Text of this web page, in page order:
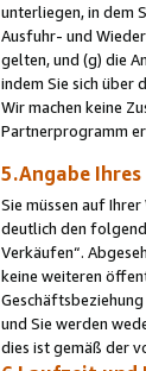
unterliegen, in dem
Ausfuhr- und
gelten, und (g) die
indem Sie sich über
Wir machen keine
Partnerprogramm
5.Angabe
Sie müssen auf
deutlich den
Verkäufen“.
keine weiteren
und Sie werden
dies ist gemäß der